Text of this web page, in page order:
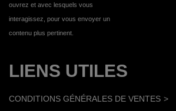
ouvrez et avec lesquels vous
interagissez, pour vous envoyer un
contenu plus pertinent.
LIENS UTILES
CONDITIONS GÉNÉRALES DE VENTES